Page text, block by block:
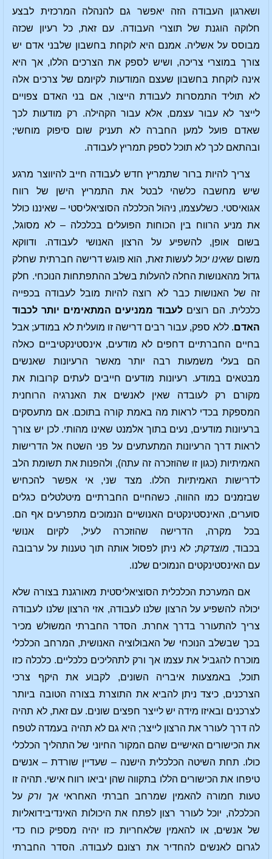
ושארגון העבודה הזה יאפשר גם להנהלה המרכזית לבצע
חלוקה הוגנת של תוצרי העבודה. עם זאת, כל רעיון שכזה
מבוסס על אשליה. אמנם היא לוקחת בחשבון שלבני אדם יש
צורך במוצרי צריכה, ושיש לספק את הצרכים הללו, אך היא
אינה לוקחת בחשבון שעצם המודעות לקיומם של צרכים אלה
לא תוליד התמסרות לעבודת הייצור, אם בני האדם צפויים
לייצר לא עבור עצמם, אלא עבור הקהילה. רק מודעות לכך
שאדם פועל למען החברה לא תעניק שום סיפוק מוחשי;
ובהתאם לכך לא תוכל לספק תמריץ לעבודה.
צריך להיות ברור שתמריץ חדש לעבודה חייב להיווצר מרגע
שיש מחשבה כלשהי לבטל את התמריץ הישן של רווח
אגואיסטי. כשלעצמו, ניהול הכלכלה הסוציאליסטי – שאיננו כולל
את מניע הרווח בין הכוחות הפועלים בכלכלה – לא מסוגל,
בשום אופן, להשפיע על הרצון האנושי לעבודה. ודווקא
משום שאינו יכול לעשות זאת, הוא פוגש דרישה חברתית שחלק
גדול מהאנושות החלה להעלות בשלב ההתפתחות הנוכחי. חלק
זה של האנושות כבר לא רוצה להיות מובל לעבודה בכפייה
כלכלית. הם רוציםלעבוד ממניעים המתאימים יותר לכבוד
האדם. ללא ספק, עבור רבים דרישה זו מועלית לא במודע; אבל
בחיים החברתיים דחפים לא מודעים, אינסטינקטיביים כאלה
הם בעלי משמעות רבה יותר מאשר הרעיונות שאנשים
מבטאים במודע. רעיונות מודעים חייבים לעתים קרובות את
מקורם רק לעובדה שאין לאנשים את האנרגיה הרוחנית
המספקת בכדי לראות מה באמת קורה בתוכם. אם מתעסקים
ברעיונות מודעים, נעים בתוך אלמנט שאינו מהותי. לכן יש צורך
לראות דרך הרעיונות המתעתעים על פני השטח אל הדרישות
האמיתיות (כגון זו שהוזכרה זה עתה), ולהפנות את תשומת הלב
לדרישות האמיתיות הללו. מצד שני, אי אפשר להכחיש
שבזמנים כמו ההווה, כשהחיים החברתיים מיטלטלים כגלים
סוערים, האינסטינקטים האנושיים הנמוכים מתפרעים אף הם.
בכל מקרה, הדרישה שהוזכרה לעיל, לקיום אנושי
בכבוד, מוצדקת; לא ניתן לפסול אותה תוך טענות על ערבובה
עם האינסטינקטים הנמוכים שלנו.
אם המערכת הכלכלית הסוציאליסטית מאורגנת בצורה שלא
יכולה להשפיע על הרצון שלנו לעבודה, אזי הרצון שלנו לעבודה
צריך להתעורר בדרך אחרת. הסדר החברתי המשולש מכיר
בכך שבשלב הנוכחי של האבולוציה האנושית, המרחב הכלכלי
מוכרח להגביל את עצמו אך ורק לתהליכים כלכליים. כלכלה כזו
תוכל, באמצעות איבריה השונים, לקבוע את היקף צרכי
הצרכנים, כיצד ניתן להביא את התוצרת בצורה הטובה ביותר
לצרכנים ובאיזו מידה יש לייצר חפצים שונים. עם זאת, לא תהיה
לה דרך לעורר את הרצון לייצר; היא גם לא תהיה בעמדה לטפח
את הכישורים האישיים שהם המקור החיוני של התהליך הכלכלי
כולו. תחת השיטה הכלכלית הישנה – שעדיין שורדת – אנשים
טיפחו את הכישורים הללו בתקווה שהן יביאו רווח אישי. תהיה זו
טעות חמורה להאמין שמרחב חברתי האחראיאך ורקעל
הכלכלה, יוכל לעורר רצון לפתח את היכולות האינדיבידואליות
של אנשים, או להאמין שלאחריות כזו יהיה מספיק כוח כדי
לגרום לאנשים להחדיר את רצונם לעבודה. הסדר החברתי